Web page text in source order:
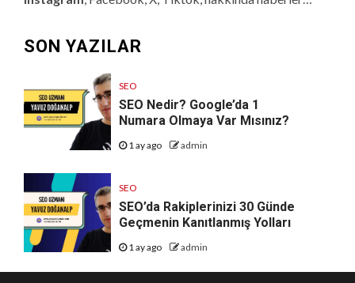
SON YAZILAR
SEO
SEO Nedir? Google’da 1
Numara Olmaya Var Mısınız?
1 ay ago admin
SEO
SEO’da Rakiplerinizi 30 Günde
Geçmenin Kanıtlanmış Yolları
1 ay ago admin